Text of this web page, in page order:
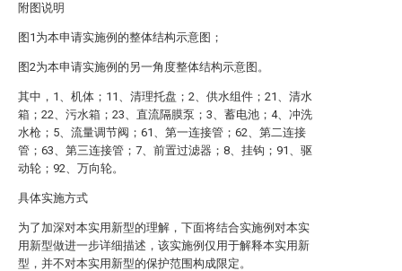
附图说明
图1为本申请实施例的整体结构示意图；
图2为本申请实施例的另一角度整体结构示意图。
其中，1、机体；11、清理托盘；2、供水组件；21、清水
箱；22、污水箱；23、直流隔膜泵；3、蓄电池；4、冲洗
水枪；5、流量调节阀；61、第一连接管；62、第二连接
管；63、第三连接管；7、前置过滤器；8、挂钩；91、驱
动轮；92、万向轮。
具体实施方式
为了加深对本实用新型的理解，下面将结合实施例对本实
用新型做进一步详细描述，该实施例仅用于解释本实用新
型，并不对本实用新型的保护范围构成限定。